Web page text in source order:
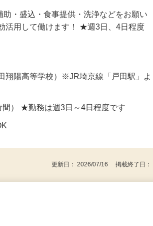
助・盛込・食事提供・洗浄などをお願い
間） ★勤務は週3日～4日程度です